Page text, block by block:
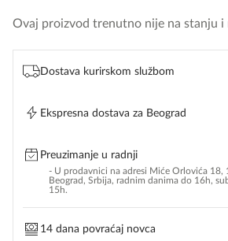
Ovaj proizvod trenutno nije na stanju i
Dostava kurirskom službom
Ekspresna dostava za Beograd
Preuzimanje u radnji
- U prodavnici na adresi Miće Orlovića 18,
Beograd, Srbija, radnim danima do 16h,
15h.
14 dana povraćaj novca